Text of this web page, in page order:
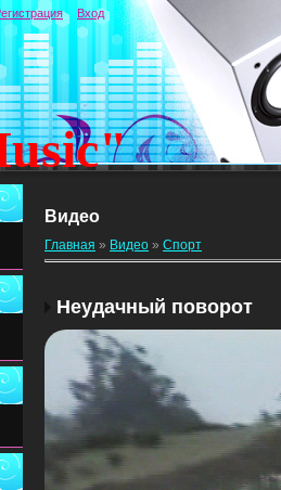
Вход
Видео
Главная » Видео » Спорт
Неудачный поворот